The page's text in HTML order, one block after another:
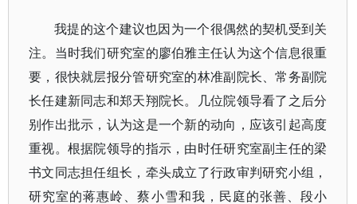
我提的这个建议也因为一个很偶然的契机受到关
注。当时我们研究室的廖伯雅主任认为这个信息很重
要，很快就层报分管研究室的林准副院长、常务副院
长任建新同志和郑天翔院长。几位院领导看了之后分
别作出批示，认为这是一个新的动向，应该引起高度
重视。根据院领导的指示，由时任研究室副主任的梁
书文同志担任组长，牵头成立了行政审判研究小组，
研究室的蒋惠岭、蔡小雪和我，民庭的张善、段小